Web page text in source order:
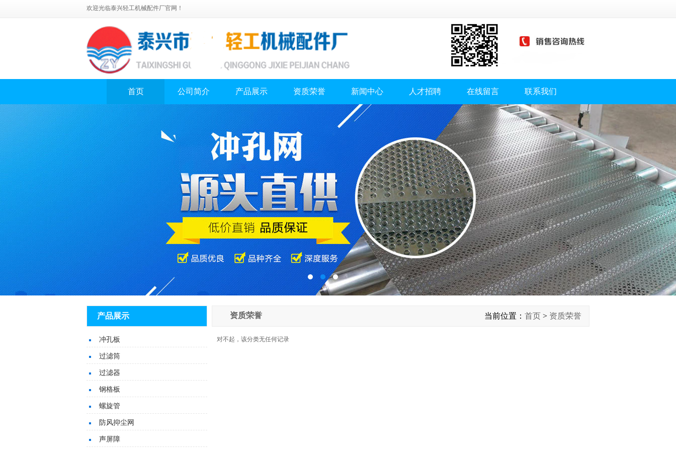
欢迎光临泰兴轻工机械配件厂官网！
首页 公司简介 产品展示 资质荣誉 新闻中心 人才招聘 在线留言 联系我们
产品展示
冲孔板
过滤筒
过滤器
钢格板
螺旋管
防风抑尘网
声屏障
当前位置： 首页 > 资质荣誉
资质荣誉
对不起，该分类无任何记录